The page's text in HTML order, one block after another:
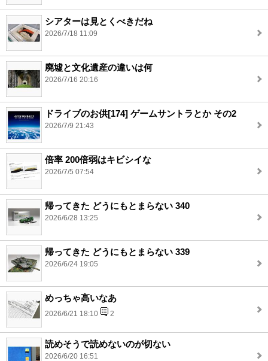
シアターは見とくべきだね
2026/7/18 11:09
廃墟と文化遺産の違いは何
2026/7/16 20:16
ドライブのお供[174] ゲームサントラとか その2
2026/7/9 21:43
倍率 200倍弱はキビシイな
2026/7/5 07:54
帰ってきた どうにもとまらない 340
2026/6/28 13:25
帰ってきた どうにもとまらない 339
2026/6/24 19:05
めっちゃ高いなあ
2026/6/21 18:10 2
読めそうで読めないのが切ない
2026/6/20 16:51